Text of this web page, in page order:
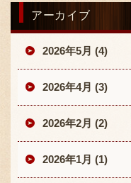
アーカイブ
2026年5月 (4)
2026年4月 (3)
2026年2月 (2)
2026年1月 (1)